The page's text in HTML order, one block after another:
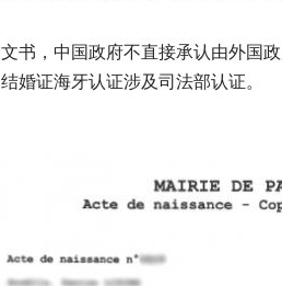
书，中国政府不直接承认由外国
婚证海牙认证涉及司法部认证。